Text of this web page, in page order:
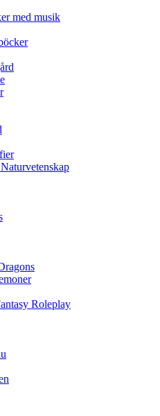
med musik
Roleplay